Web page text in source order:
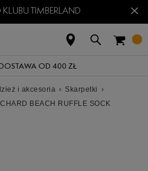
TIMBERLAND ×
OD 400 ZŁ
i akcesoria › Skarpetki ›
BEACH RUFFLE SOCK